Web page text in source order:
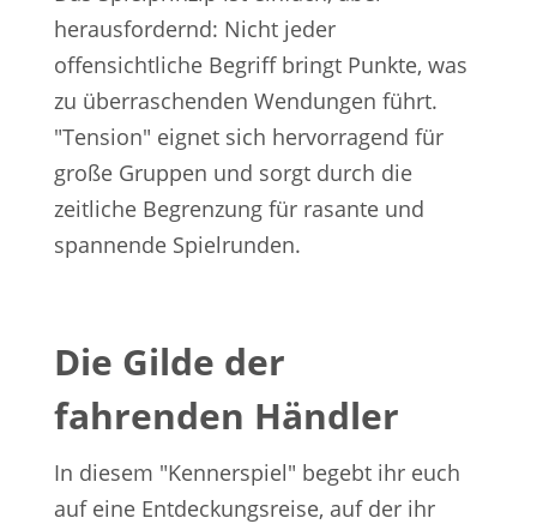
herausfordernd: Nicht jeder
offensichtliche Begriff bringt Punkte, was
zu überraschenden Wendungen führt.
"Tension" eignet sich hervorragend für
große Gruppen und sorgt durch die
zeitliche Begrenzung für rasante und
spannende Spielrunden.
Die Gilde der
fahrenden Händler
In diesem "Kennerspiel" begebt ihr euch
auf eine Entdeckungsreise, auf der ihr